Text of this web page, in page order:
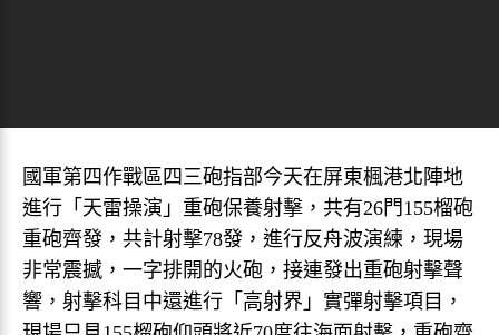
國軍第四作戰區四三砲指部今天在屏東楓港北陣地
進行「天雷操演」重砲保養射擊，共有26門155榴砲
重砲齊發，共計射擊78發，進行反舟波演練，現場
非常震撼，一字排開的火砲，接連發出重砲射擊聲
響，射擊科目中還進行「高射界」實彈射擊項目，